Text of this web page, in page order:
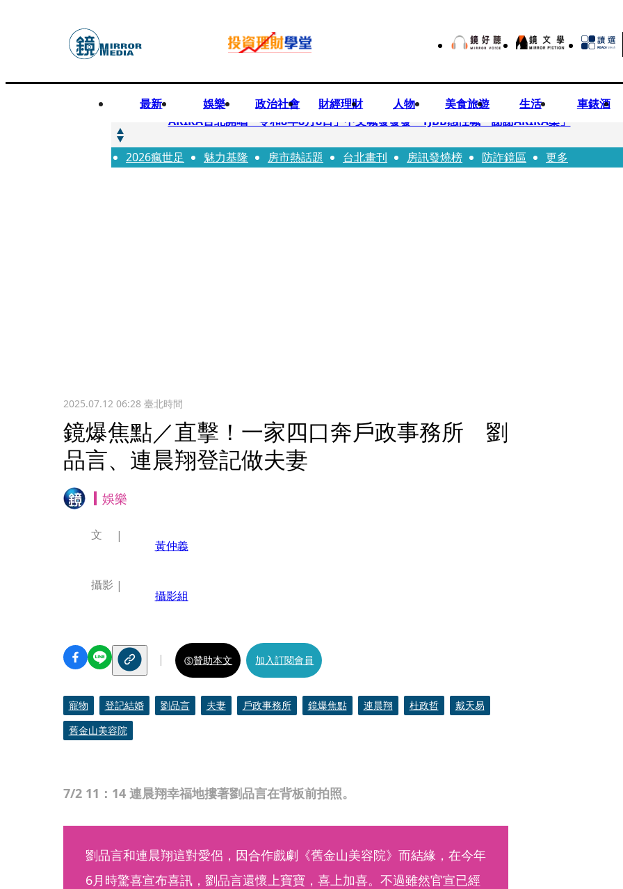
最新 娛樂 政治社會 財經理財 人物 美食旅遊 生活 車錶酒
快訊
AKIRA台北開唱「令和8年8月8日」中文喊發發發 TJBB感性喊「謝謝AKIRA桑」
快訊
台灣新冠期間沒疫苗可打？ 律師列3款嗆：陳時中唯一擋的叫科興
2026瘋世足 魅力基隆 房市熱話題 台北畫刊 房訊發燒榜 防詐鏡區 更多
2025.07.12 06:28臺北時間
鏡爆焦點／直擊！一家四口奔戶政事務所 劉
品言、連晨翔登記做夫妻
娛樂
7/2 11：14 連晨翔幸福地摟著劉品言在背板前拍照。
文
黃仲義
攝影
攝影組
贊助本文 加入訂閱會員
寵物 登記結婚 劉品言 夫妻 戶政事務所 鏡爆焦點 連晨翔 杜政哲
戴天易
舊金山美容院
劉品言和連晨翔這對愛侶，因合作戲劇《舊金山美容院》而結緣，在今年
6月時驚喜宣布喜訊，劉品言還懷上寶寶，喜上加喜。不過雖然官宣已經